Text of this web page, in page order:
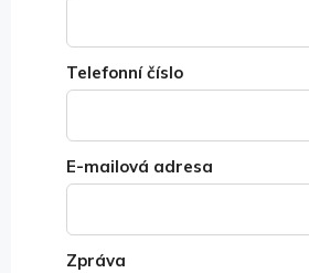
Telefonní číslo
E-mailová adresa
Zpráva